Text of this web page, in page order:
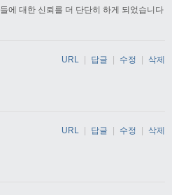
에 대한 신뢰를 더 단단히 하게 되었습니다
URL 답글 수정 삭제
URL 답글 수정 삭제